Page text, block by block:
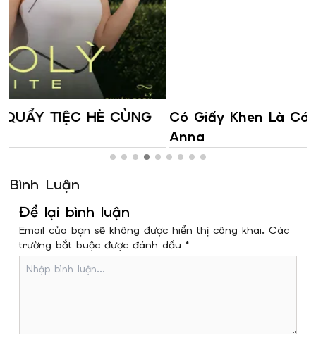
Có Giấy Khen Là Có Quà- Chỉ Có Tại
Bình Luận
Để lại bình luận
Email của bạn sẽ không được hiển thị công khai. Các
trường bắt buộc được đánh dấu *